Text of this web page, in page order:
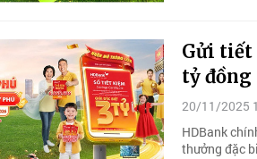
Gửi tiết
tỷ đồng
20/11/2025
HDBank
thưởng đặc